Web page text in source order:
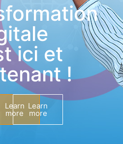
ici et
!
Learn
more
Learn
more